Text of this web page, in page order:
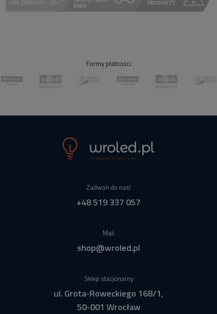
Formy płatności
Zadwoń do nas!
+48 519 337 057
Mail
shop@wroled.pl
Sklep stacjonarny
ul. Grota-Roweckiego 168/1,
50-001 Wrocław